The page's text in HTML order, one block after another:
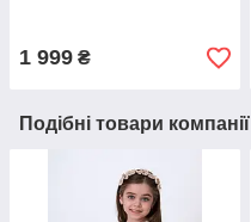
1 999 ₴
Подібні товари компанії